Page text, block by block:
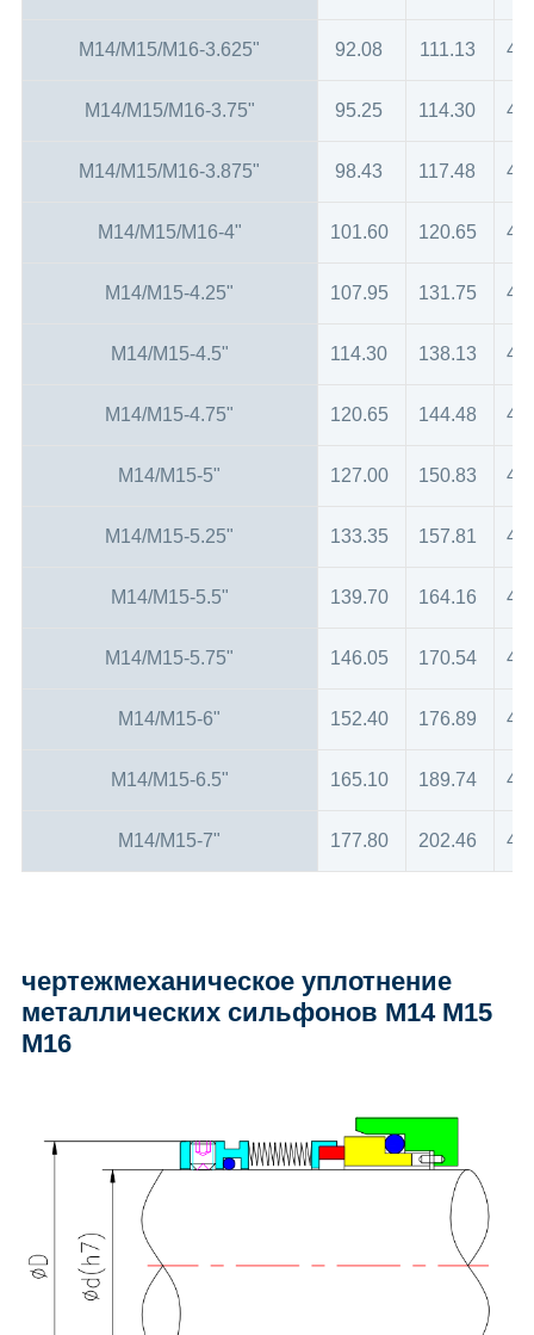
M14/M15/M16-3.625" 92.08 111.13
M14/M15/M16-3.75" 95.25 114.30
M14/M15/M16-3.875" 98.43 117.48
M14/M15/M16-4" 101.60 120.65
M14/M15-4.25" 107.95 131.75
M14/M15-4.5" 114.30 138.13
M14/M15-4.75" 120.65 144.48
M14/M15-5" 127.00 150.83
M14/M15-5.25" 133.35 157.81
M14/M15-5.5" 139.70 164.16
M14/M15-5.75" 146.05 170.54
M14/M15-6" 152.40 176.89
M14/M15-6.5" 165.10 189.74
M14/M15-7" 177.80 202.46
чертежмеханическое уплотнение
металлических сильфонов M14 M15
M16